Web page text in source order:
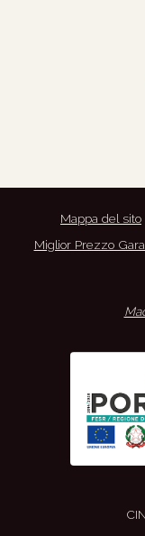
Mappa del sito
Miglior Prezzo